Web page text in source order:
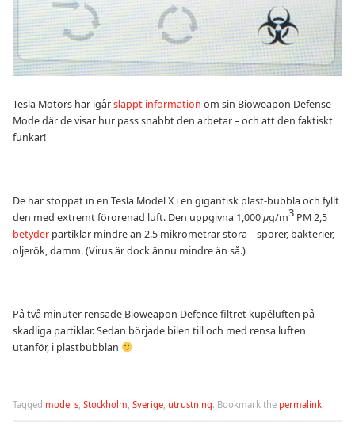
Tesla Motors har igårsläppt information om sin Bioweapon Defense
Mode där de visar hur pass snabbt den arbetar – och att den faktiskt
funkar!
De har stoppat in en Tesla Model X i en gigantisk plast-bubbla och fyllt
den med extremt förorenad luft. Den uppgivna 1,000µg/m3 PM 2,5
betyder partiklar mindre än 2.5 mikrometrar stora – sporer, bakterier,
oljerök, damm. (Virus är dock ännu mindre än så.)
På två minuter rensade Bioweapon Defence filtret kupéluften på
skadliga partiklar. Sedan började bilen till och med rensa luften
utanför, i plastbubblan
Tagged model s, Stockholm, Sverige, utrustning. Bookmark the permalink.